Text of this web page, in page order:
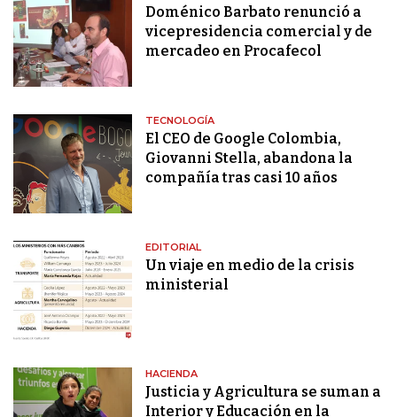
Doménico Barbato renunció a
vicepresidencia comercial y de
mercadeo en Procafecol
TECNOLOGÍA
El CEO de Google Colombia,
Giovanni Stella, abandona la
compañía tras casi 10 años
EDITORIAL
Un viaje en medio de la crisis
ministerial
HACIENDA
Justicia y Agricultura se suman a
Interior y Educación en la